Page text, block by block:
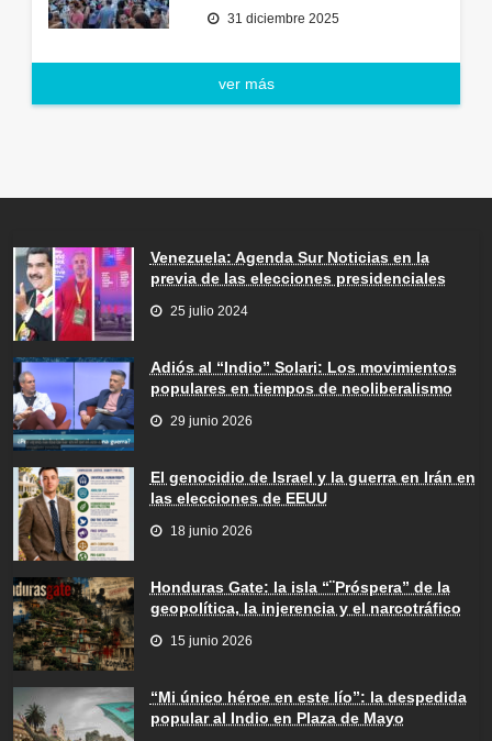
31 diciembre 2025
ver más
Venezuela: Agenda Sur Noticias en la
previa de las elecciones presidenciales
25 julio 2024
Adiós al “Indio” Solari: Los movimientos
populares en tiempos de neoliberalismo
29 junio 2026
El genocidio de Israel y la guerra en Irán en
las elecciones de EEUU
18 junio 2026
Honduras Gate: la isla “¨Próspera” de la
geopolítica, la injerencia y el narcotráfico
15 junio 2026
“Mi único héroe en este lío”: la despedida
popular al Indio en Plaza de Mayo